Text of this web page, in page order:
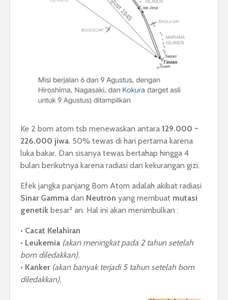
Ke 2 bom atom tsb menewaskan antara 129.000 ~
226.000 jiwa. 50% tewas di hari pertama karena
luka bakar. Dan sisanya tewas bertahap hingga 4
bulan berikutnya karena radiasi dan kekurangan gizi.
Efek jangka panjang Bom Atom adalah akibat radiasi
Sinar Gamma dan Neutron yang membuat mutasi
genetik besar² an. Hal ini akan menimbulkan :
• Cacat Kelahiran
• Leukemia (akan meningkat pada 2 tahun setelah
bom diledakkan).
• Kanker (akan banyak terjadi 5 tahun setelah bom
diledakkan).